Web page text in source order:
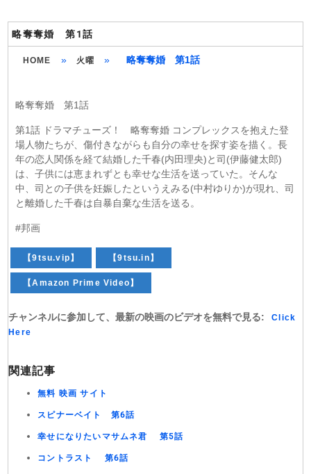
略奪奪婚 第1話
HOME » 火曜 » 略奪奪婚 第1話
略奪奪婚 第1話
第1話 ドラマチューズ！ 略奪奪婚 コンプレックスを抱えた登
場人物たちが、傷付きながらも自分の幸せを探す姿を描く。長
年の恋人関係を経て結婚した千春(内田理央)と司(伊藤健太郎)
は、子供には恵まれずとも幸せな生活を送っていた。そんな
中、司との子供を妊娠したというえみる(中村ゆりか)が現れ、司
と離婚した千春は自暴自棄な生活を送る。
#邦画
【9tsu.vip】 【9tsu.in】
【Amazon Prime Video】
チャンネルに参加して、最新の映画のビデオを無料で見る:
Click
Here
関連記事
無料 映画 サイト
スピナーベイト 第6話
幸せになりたいマサムネ君 第5話
コントラスト 第6話